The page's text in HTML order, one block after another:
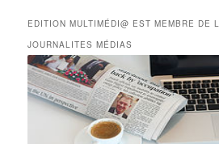
EDITION MULTIMÉDI@ EST MEMBRE DE
JOURNALITES MÉDIAS